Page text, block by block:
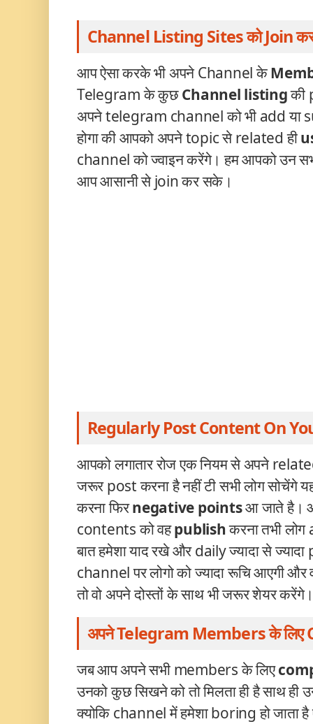
Channel Listing Sites को Join
आप ऐसा करके भी अपने Channel के
Telegram के कुछChannel listingकी
अपने telegram channel को भी add या
होगा की आपको अपने topic से related ही
channel को ज्वाइन करेंगे। हम आपको उन
आप आसानी से joinकर सके।
Regularly Post Content On
आपको लगातार रोज एक नियम से अपने
जरूर post करना है नहीं टी सभी लोग सोचेंगे
करना फिरnegative pointsआ जाते है।
contents को वहpublishकरना तभी
बात हमेशा याद रखे और daily ज्यादा से
channel पर लोगो को ज्यादा रूचि आएगी और
तो वो अपने दोस्तों के साथ भी जरूर शेयर
अपने Telegram Members के लिए
जब आप अपने सभी members के लिए
उनको कुछ सिखने को तो मिलता ही है साथ ही
क्योकि channel में हमेशा boring हो जाता